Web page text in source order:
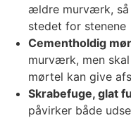
ældre murværk, så
stedet for stenene
Cementholdig
murværk, men
mørtel kan give
Skrabefuge, glat
påvirker både